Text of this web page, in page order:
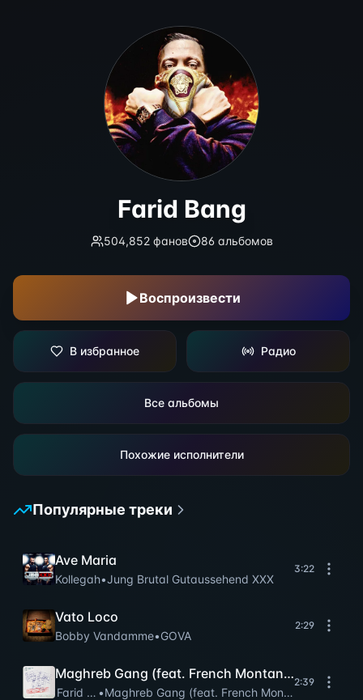
Farid Bang
504,852фанов 86альбомов
Воспроизвести
В избранное Радио
Все альбомы
Похожие исполнители
Популярные треки
Ave Maria
Kollegah•Jung Brutal Gutaussehend XXX
3:22
Vato Loco
Bobby Vandamme•GOVA
2:29
Maghreb Gang (feat. French Montana & Khaled)
Farid Bang
•Maghreb Gang (feat. French Montana &
2:39